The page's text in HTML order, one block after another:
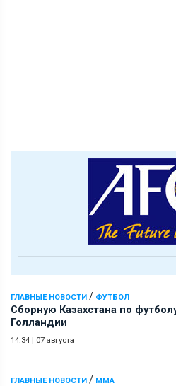
ГЛАВНЫЕ НОВОСТИ / ФУТБОЛ
Сборную Казахстана по
Голландии
14:34 | 07 августа
ГЛАВНЫЕ НОВОСТИ / ММА